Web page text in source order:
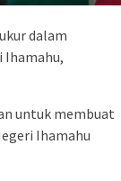
dalam
Ihamahu,
untuk membuat
Ihamahu